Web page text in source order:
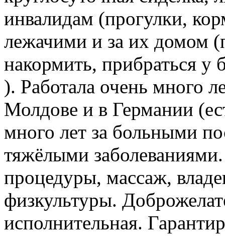
инвалидам (прогулки,
лежачими и за их домом
накормить, прибраться у
). Работала очень много
Молдове и в Германии
много лет за больными
тяжёлыми
процедуры, массаж,
физкультуры.
исполнительная.